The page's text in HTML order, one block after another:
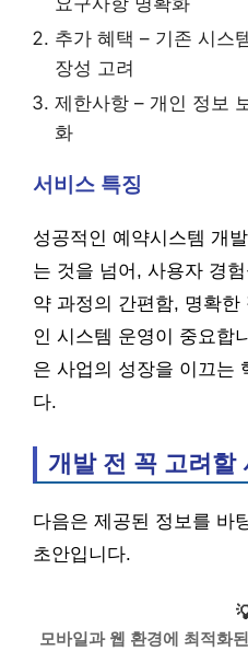
추가 혜택 – 기존 시스
장성 고려
제한사항 – 개인 정보
화
서비스 특징
성공적인 예약시스템 개
는 것을 넘어, 사용자 경
약 과정의 간편함, 명확
인 시스템 운영이 중요합
은 사업의 성장을 이끄는
다.
개발 전 꼭 고려할
다음은 제공된 정보를 바
초안입니다.
모바일과 웹 환경에 최적화